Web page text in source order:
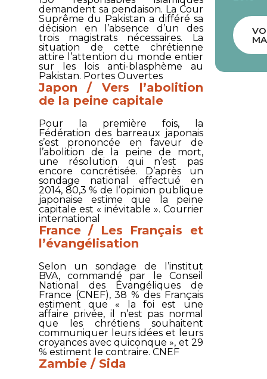
demandent sa pendaison. La Cour
Suprême du Pakistan a différé sa
décision en l’absence d’un des
trois magistrats nécessaires. La
situation de cette chrétienne
attire l’attention du monde entier
sur les lois anti-blasphème au
Pakistan. Portes Ouvertes
Japon / Vers l’abolition
de la peine capitale
Pour la première fois, la
Fédération des barreaux japonais
s’est prononcée en faveur de
l’abolition de la peine de mort,
une résolution qui n’est pas
encore concrétisée. D’après un
sondage national effectué en
2014, 80,3 % de l’opinion publique
japonaise estime que la peine
capitale est « inévitable ». Courrier
international
France / Les Français et
l’évangélisation
Selon un sondage de l’institut
BVA, commandé par le Conseil
National des Évangéliques de
France (CNEF), 38 % des Français
estiment que « la foi est une
affaire privée, il n’est pas normal
que les chrétiens souhaitent
communiquer leurs idées et leurs
croyances avec quiconque », et 29
% estiment le contraire. CNEF
Zambie / Sida